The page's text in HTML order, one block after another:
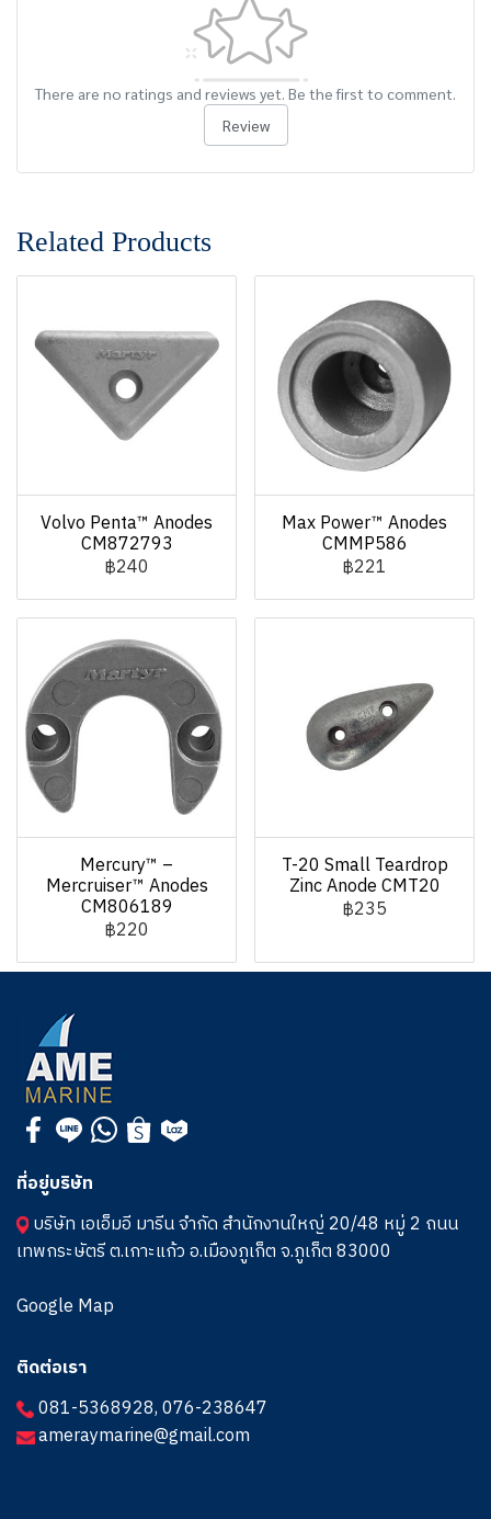
There are no ratings and reviews yet. Be the first to comment.
Review
Related Products
Volvo Penta™ Anodes
CM872793
฿240
Max Power™ Anodes
CMMP586
฿221
Mercury™ –
Mercruiser™ Anodes
CM806189
฿220
T-20 Small Teardrop
Zinc Anode CMT20
฿235
ที่อยู่บริษัท
บริษัท เอเอ็มอี มารีน จำกัด สำนักงานใหญ่ 20/48 หมู่ 2 ถนน
เทพกระษัตรี ต.เกาะแก้ว อ.เมืองภูเก็ต จ.ภูเก็ต 83000
Google Map
ติดต่อเรา
081-5368928,076-238647
ameraymarine@gmail.com